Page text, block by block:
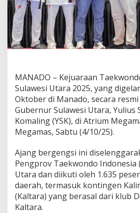
5
;
T
o
r
e
n
P
r
e
s
t
a
i
G
e
m
i
l
a
MANADO – Kejuaraan
Sulawesi Utara 2025, yang
Oktober di Manado, secara
Gubernur Sulawesi Utara, Yulius
Komaling (YSK), di Atrium
Megamas, Sabtu (4/10/25).
Ajang bergengsi ini
Pengprov Taekwondo Indonesia
Utara dan diikuti oleh 1.635
daerah, termasuk kontingen
(Kaltara) yang berasal dari klub
Kaltara.